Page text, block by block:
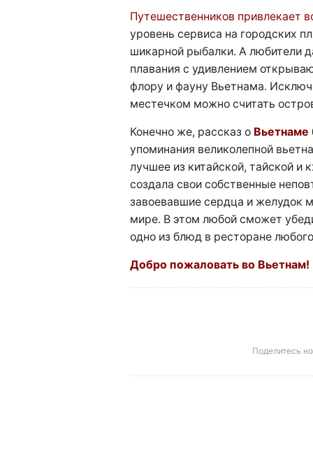
Путешественников привлекает
уровень сервиса на городских
шикарной рыбалки. А любители
плавания с удивлением
флору и фауну Вьетнама.
местечком можно считать
Конечно же, рассказ о Вьетнаме
упоминания великолепной
лучшее из китайской, тайской и
создала свои собственные
завоевавшие сердца и желудок
мире. В этом любой сможет
одно из блюд в ресторане
Добро пожаловать во Вьетнам!
Поделитесь